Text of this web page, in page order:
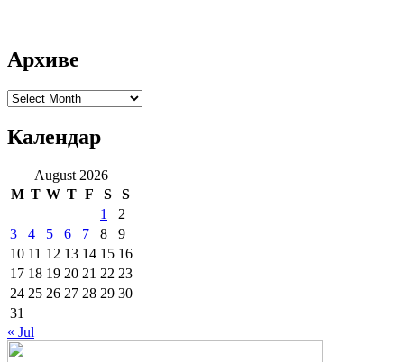
Архиве
Архиве
Календар
August 2026
M T W T F S
S
1
2
3
4 5 6 7 8
9
10 11 12 13 14 15 16
17 18 19 20 21 22 23
24 25 26 27 28 29 30
31
« Jul